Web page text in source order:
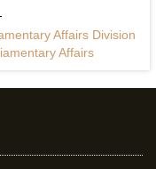
Affairs Division
Affairs